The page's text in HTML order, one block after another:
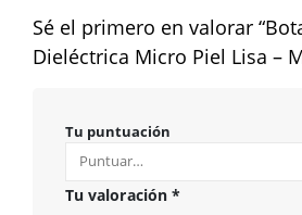
Sé el primero en valorar
Dieléctrica Micro Piel Lisa –
Tu puntuación
Tu valoración *